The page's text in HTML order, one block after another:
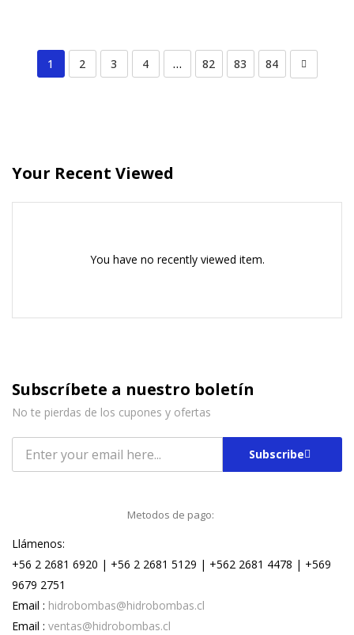
1 2 3 4 … 82 83 84
Your Recent Viewed
You have no recently viewed item.
Subscríbete a nuestro boletín
No te pierdas de los cupones y ofertas
Subscribe
Metodos de pago:
Llámenos:
+56 2 2681 6920 | +56 2 2681 5129 | +562 2681 4478 | +569
9679 2751
Email : hidrobombas@hidrobombas.cl
Email : ventas@hidrobombas.cl